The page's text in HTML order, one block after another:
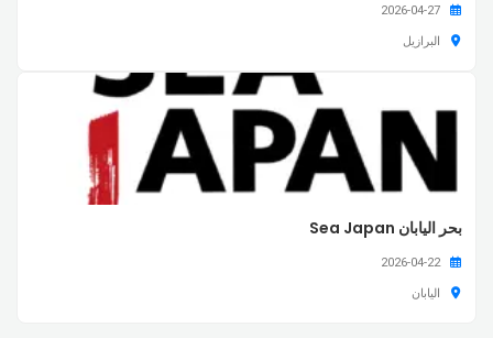
البرازيل
بحر اليابان Sea Japan
2026-04-22
اليابان